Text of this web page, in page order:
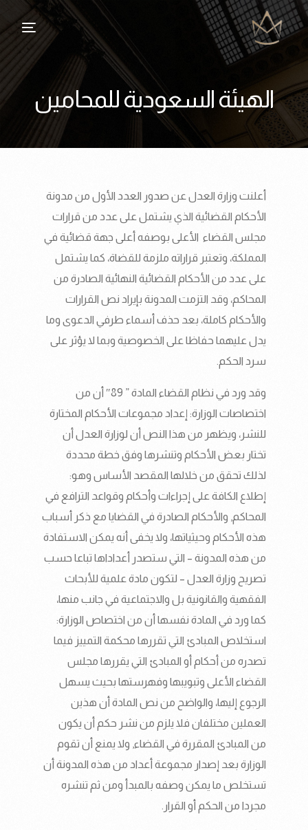
الهيئة السعودية للمحامين
أعلنت وزارة العدل عن صدور العدد الأول من مدونة
الأحكام القضائية الذي يشتمل على عدد من قرارات
مجلس القضاء الأعلى بوصفه أعلى جهة قضائية في
المملكة، وتعتبر قراراته ملزمة للقضاة، كما يشتمل
على عدد من الأحكام القضائية النهائية الصادرة من
المحاكم، وقد التزمت المدونة بإيراد نص القرارات
والأحكام كاملة، بعد حذف أسماء طرفي الدعوى وما
يدل عليهما حفاظا على الخصوصية وبما لا يؤثر على
سرد الحكم.
وقد ورد في نظام القضاء المادة ” 89″ أن من
اختصاصات الوزارة: إعداد مجموعات الأحكام المختارة
للنشر، ويظهر من هذا النص أن لوزارة العدل أن
تختار بعض الأحكام وتنشرها وفق خطة محددة
لذلك تحقق من خلالها المقصد الأساس وهو:
إطلاع الكافة على إجراءات وأحكام وقواعد الترافع في
المحاكم, والأحكام الصادرة في القضايا مع ذكر أسباب
هذه الأحكام وحيثياتها، ولا يخفى أنه يمكن الاستفادة
من هذه المدونة – التي ستصدر أعداداها تباعا حسب
تصريح وزارة العدل – لتكون مادة علمية للأبحاث
الفقهية والقانونية بل والاجتماعية في جانب منها،
كما ورد في المادة نفسها أن من اختصاص الوزارة:
استخلاص المبادئ التي تقررها محكمة التمييز فيما
تصدره من أحكام أو المبادئ التي يقررها مجلس
القضاء الأعلى وتبويبها وفهرستها بحيث يسهل
الرجوع إليها، والواضح من نص المادة أن هذين
العملين مختلفان فلا يلزم من نشر حكم أن يكون
من المبادئ المقررة في القضاء, ولا يمنع أن تقوم
الوزارة بعد إصدار مجموعة أعداد من هذه المدونة أن
تستخلص ما يمكن وصفه بالمبدأ ومن ثم تنشره
مجردا من الحكم أو القرار.